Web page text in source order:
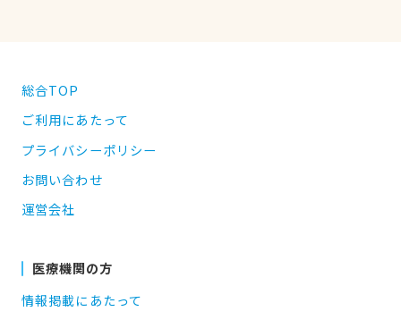
総合TOP
ご利用にあたって
プライバシーポリシー
お問い合わせ
運営会社
医療機関の方
情報掲載にあたって